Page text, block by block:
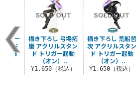
描き下ろし 荒船哲
次 アクリルスタン
ド トリガー起動
（オン）..
¥1,650（税込）
悠一
ンド
（オ
描き下ろし 弓場拓
磨 アクリルスタン
ド トリガー起動
（オン）..
¥1,650（税込）